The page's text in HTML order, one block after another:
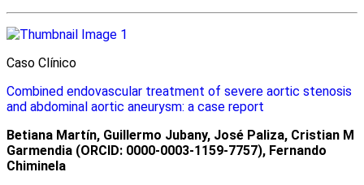
Caso Clínico
Combined endovascular treatment of severe aortic stenosis
and abdominal aortic aneurysm: a case report
Betiana Martín, Guillermo Jubany, José Paliza, Cristian M
Garmendia (ORCID: 0000-0003-1159-7757), Fernando
Chiminela